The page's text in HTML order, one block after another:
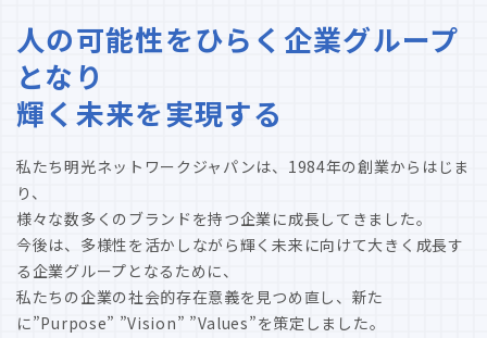
人の可能性をひらく企業グループ
となり
輝く未来を実現する
私たち明光ネットワークジャパンは、1984年の創業からはじま
り、
様々な数多くのブランドを持つ企業に成長してきました。
今後は、多様性を活かしながら輝く未来に向けて大きく成長す
る企業グループとなるために、
私たちの企業の社会的存在意義を見つめ直し、新た
に”Purpose” ”Vision” ”Values”を策定しました。